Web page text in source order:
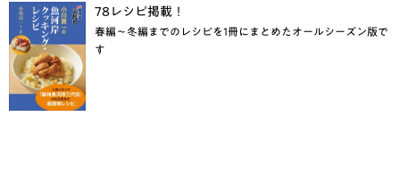
78レシピ掲載！
春編～冬編までのレシピを1冊にまとめたオールシーズン版で
す